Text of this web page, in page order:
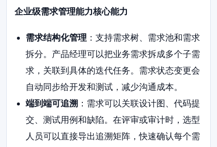
企业级需求管理能力核心能力
需求结构化管理 ：支持需求树、需求池和需求
拆分。产品经理可以把业务需求拆成多个子需
求，关联到具体的迭代任务。需求状态变更会
自动同步给开发和测试，减少沟通成本。
端到端可追溯 ：需求可以关联设计图、代码提
交、测试用例和缺陷。在评审或审计时，选型
人员可以直接导出追溯矩阵，快速确认每个需